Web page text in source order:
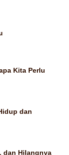
Kita Perlu
dan
dan Hilangnya